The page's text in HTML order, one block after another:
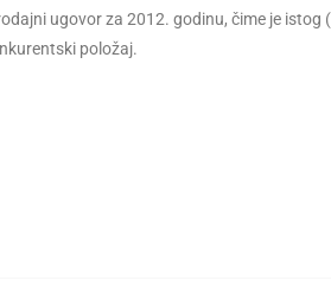
ugovor za 2012. godinu, čime je istog
položaj.